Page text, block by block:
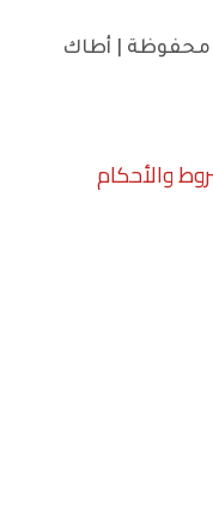
الحقوق محفوظة | أطاك
والأحكام